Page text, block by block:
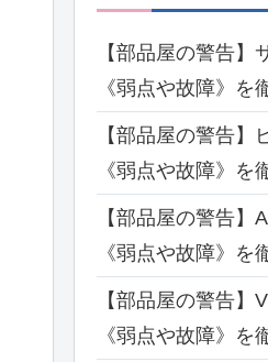
【部品屋の警告】
《弱点や故障》を
【部品屋の警告】
《弱点や故障》を
【部品屋の警告】
《弱点や故障》を
【部品屋の警告】
《弱点や故障》を